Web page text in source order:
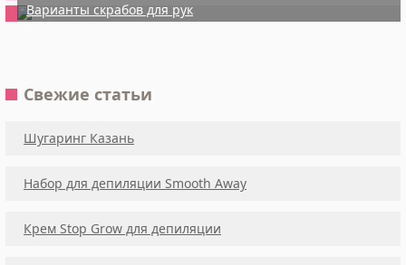
Варианты скрабов для рук
Свежие статьи
Шугаринг Казань
Набор для депиляции Smooth Away
Крем Stop Grow для депиляции